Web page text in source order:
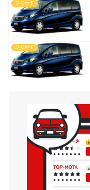
フリード
フリード